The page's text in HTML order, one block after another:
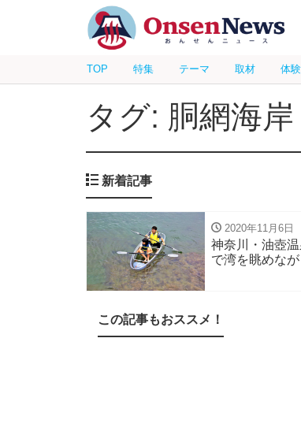
TOP 特集 テーマ 取材 体験
タグ: 胴網海岸
新着記事
2020年11月6日
神奈川・油壺
で湾を眺めな
この記事もおススメ！